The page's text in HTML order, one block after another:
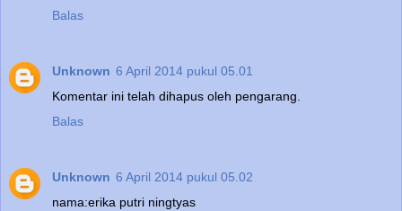
Balas
Unknown 6 April 2014 pukul 05.01
Komentar ini telah dihapus oleh pengarang.
Balas
Unknown 6 April 2014 pukul 05.02
nama:erika putri ningtyas